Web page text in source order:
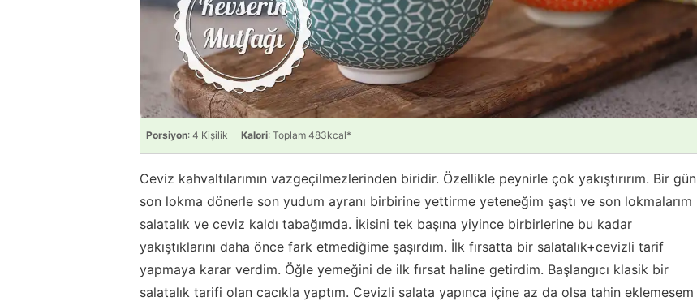
Porsiyon: 4 Kişilik Kalori: Toplam 483kcal*
Ceviz kahvaltılarımın vazgeçilmezlerinden biridir. Özellikle peynirle çok yakıştırırım. Bir gün
son lokma dönerle son yudum ayranı birbirine yettirme yeteneğim şaştı ve son lokmalarım
salatalık ve ceviz kaldı tabağımda. İkisini tek başına yiyince birbirlerine bu kadar
yakıştıklarını daha önce fark etmediğime şaşırdım. İlk fırsatta bir salatalık+cevizli tarif
yapmaya karar verdim. Öğle yemeğini de ilk fırsat haline getirdim. Başlangıcı klasik bir
salatalık tarifi olan cacıkla yaptım. Cevizli salata yapınca içine az da olsa tahin eklemesem